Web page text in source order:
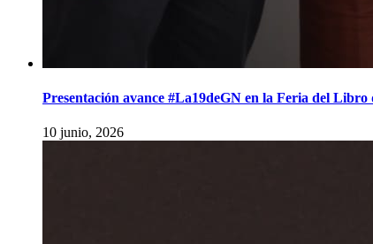
Presentación avance #La19deGN en la Feria del
10 junio, 2026